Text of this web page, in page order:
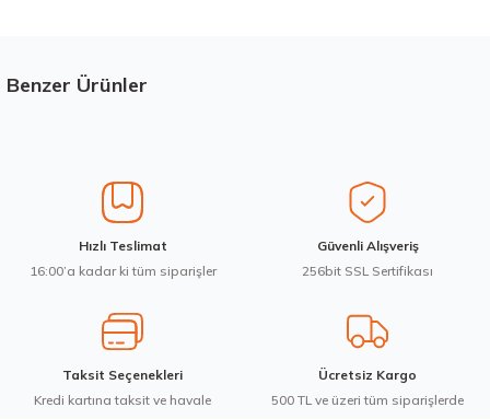
Görüş ve önerileriniz için teşekkür ederiz.
Ürün bilgilerinde hatalar bulunuyor.
Ürün fiyatı diğer sitelerden daha pahalı.
Bu ürüne benzer farklı alternatifler olmalı.
Benzer Ürünler
Hankook 205/65R16C 107/105T VanTRa LT RA18 Yaz 2026
Hızlı Teslimat
16:00’a kadar ki tüm siparişler
Güvenli Alışveriş
256bit SSL Sertifikası
Taksit Seçenekleri
Kredi kartına taksit ve havale
Ücretsiz Kargo
500 TL ve üzeri tüm siparişlerde